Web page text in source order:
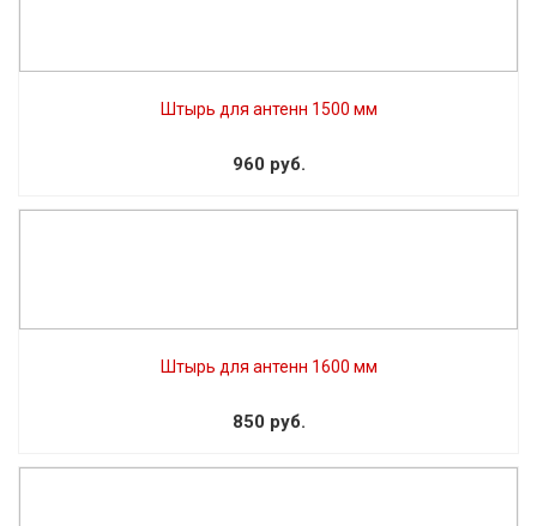
Штырь для антенн 1500 мм
960 руб.
Штырь для антенн 1600 мм
850 руб.